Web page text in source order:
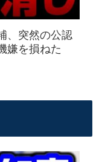
、突然の公認
嫌を損ねた